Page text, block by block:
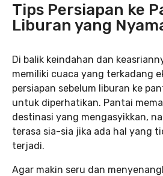
Tips Persiapan ke
Liburan yang
Di balik keindahan dan
memiliki cuaca yang terkadang
persiapan sebelum liburan ke
untuk diperhatikan. Pantai
destinasi yang mengasyikkan,
terasa sia-sia jika ada hal yang
terjadi.
Agar makin seru dan